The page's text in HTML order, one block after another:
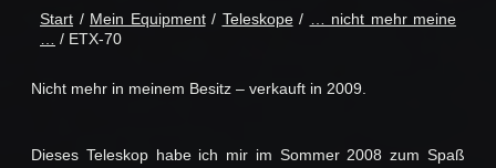
Start / Mein Equipment/ Teleskope/
… nicht mehr meine
/ ETX-70
Nicht mehr in meinem Besitz – verkauft in 2009.
Dieses Teleskop habe ich mir im Sommer 2008 zum Spaß